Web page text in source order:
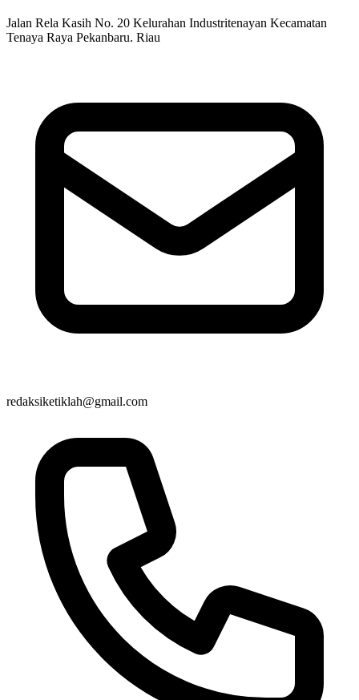
Jalan Rela Kasih No. 20 Kelurahan Industritenayan Kecamatan
Tenaya Raya Pekanbaru. Riau
redaksiketiklah@gmail.com